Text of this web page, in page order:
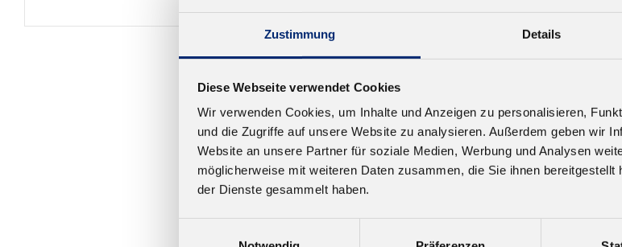
Zustimmung Details
Diese Webseite verwendet Cookies
Wir verwenden Cookies, um Inhalte und Anzeigen zu personalisieren,
und die Zugriffe auf unsere Website zu analysieren. Außerdem geben wir
Website an unsere Partner für soziale Medien, Werbung und Analysen
möglicherweise mit weiteren Daten zusammen, die Sie ihnen
der Dienste gesammelt haben.303.0 PVAC Holzleim